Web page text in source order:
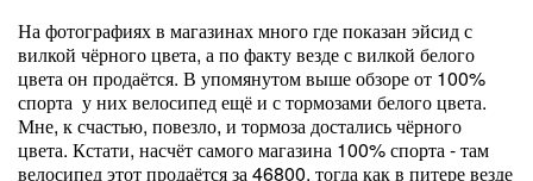
На фотографиях в магазинах много где показан эйсид с
вилкой чёрного цвета, а по факту везде с вилкой белого
цвета он продаётся. В упомянутом выше обзоре от 100%
спорта у них велосипед ещё и с тормозами белого цвета.
Мне, к счастью, повезло, и тормоза достались чёрного
цвета. Кстати, насчёт самого магазина 100% спорта - там
велосипед этот продаётся за 46800, тогда как в питере везде